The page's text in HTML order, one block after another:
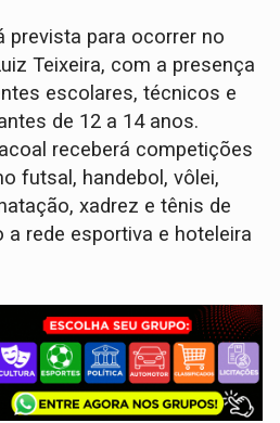
prevista para ocorrer no
Teixeira, com a presença
escolares, técnicos e
de 12 a 14 anos.
receberá competições
futsal, handebol, vôlei,
xadrez e tênis de
a rede esportiva e hoteleira